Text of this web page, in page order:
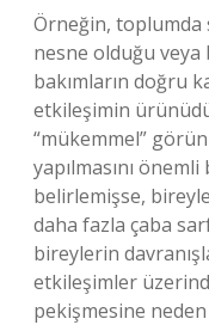
Örneğin,
nesne olduğu
bakımların doğru
etkileşimin
“mükemmel”
yapılmasını
belirlemişse,
daha fazla çaba
bireylerin
etkileşimler
pekişmesine